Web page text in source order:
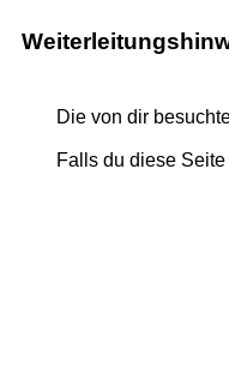
Die von dir
Falls du diese